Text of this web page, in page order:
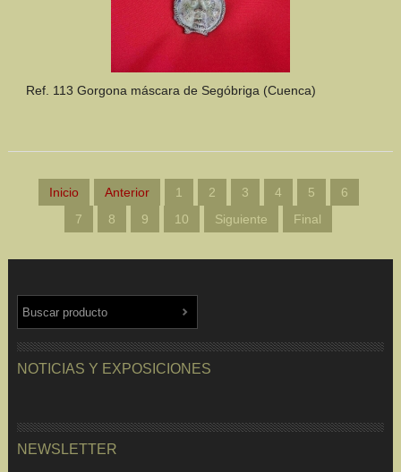
Ref. 113 Gorgona máscara de Segóbriga (Cuenca)
Inicio Anterior 1 2 3 4 5
6
7
8 9 10 Siguiente Final
NOTICIAS Y EXPOSICIONES
NEWSLETTER